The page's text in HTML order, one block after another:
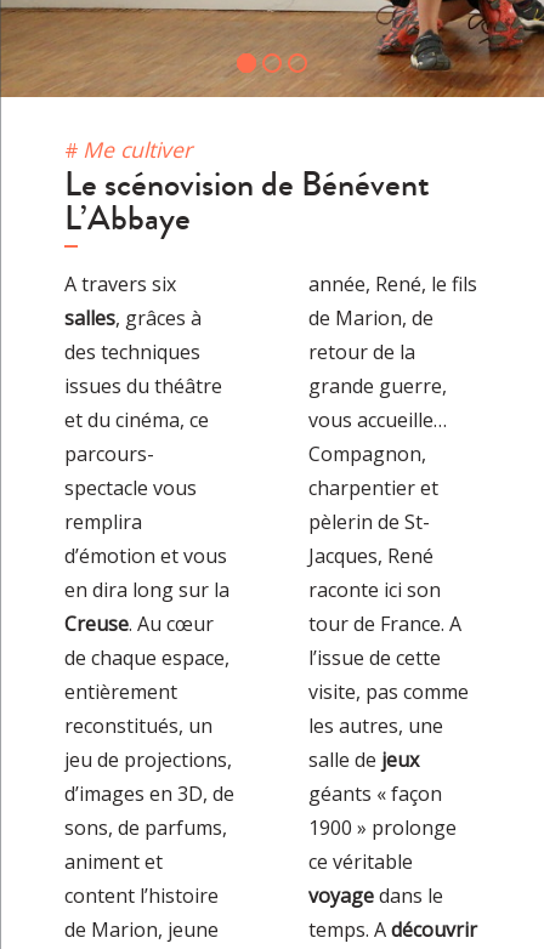
Me cultiver
Le scénovision de Bénévent
L’Abbaye
A travers six
salles, grâces à
des techniques
issues du théâtre
et du cinéma, ce
parcours-
spectacle vous
remplira
d’émotion et vous
en dira long sur la
Creuse. Au cœur
de chaque espace,
entièrement
reconstitués, un
jeu de projections,
d’images en 3D, de
sons, de parfums,
animent et
content l’histoire
de Marion, jeune
année, René, le fils
de Marion, de
retour de la
grande guerre,
vous accueille…
Compagnon,
charpentier et
pèlerin de St-
Jacques, René
raconte ici son
tour de France. A
l’issue de cette
visite, pas comme
les autres, une
salle de jeux
géants « façon
1900 » prolonge
ce véritable
voyagedans le
temps. Adécouvrir